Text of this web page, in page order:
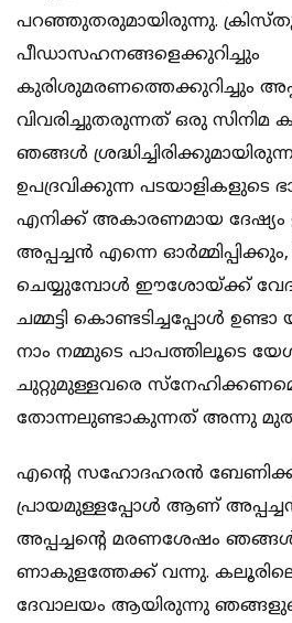
പറഞ്ഞുതരുമായിരുന്നു.
പീഡാസഹനങ്ങളെക്കുറിച്ചും
കുരിശുമരണത്തെക്കുറിച്ചും
വിവരിച്ചുതരുന്നത് ഒരു
ഞങ്ങള്‍
ഉപദ്രവിക്കുന്ന പടയാളികളുടെ
എനിക്ക് അകാരണമായ ദേഷ്യം
അപ്പച്ചന്‍ എന്നെ ഓര്‍മ്മിപ്പിക്കും,
ചെയ്യുമ്പോള്‍ ഈശോയ്ക്ക്
ചമ്മട്ടി കൊണ്ടടിച്ചപ്പോള്‍
നാം നമ്മുടെ പാപത്തിലൂടെ
ചുറ്റുമുള്ളവരെ
തോന്നലുണ്ടാകുന്നത് അന്നു
എന്റെ സഹോദഹരന്‍
പ്രായമുള്ളപ്പോള്‍ ആണ്
അപ്പച്ചന്റെ മരണശേഷം ഞങ്ങള്‍
ണാകുളത്തേക്ക് വന്നു.
ദേവാലയം ആയിരുന്നു